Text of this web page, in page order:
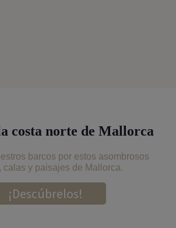
costa norte de Mallorca
barcos por estos asombrosos
calas y paisajes de Mallorca.
¡Descúbrelos!